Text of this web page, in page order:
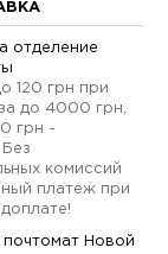
отделение
120 грн при
до 4000 грн,
грн -
комиссий
платеж при
почтомат Новой